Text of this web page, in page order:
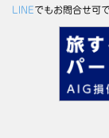
LINEでもお問合せ可で